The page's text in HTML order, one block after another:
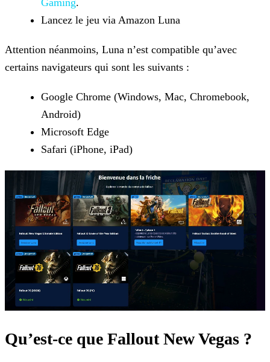
Gaming.
Lancez le jeu via Amazon Luna
Attention néanmoins, Luna n’est compatible qu’avec
certains navigateurs qui sont les suivants :
Google Chrome (Windows, Mac, Chromebook,
Android)
Microsoft Edge
Safari (iPhone, iPad)
Qu’est-ce que Fallout New Vegas ?